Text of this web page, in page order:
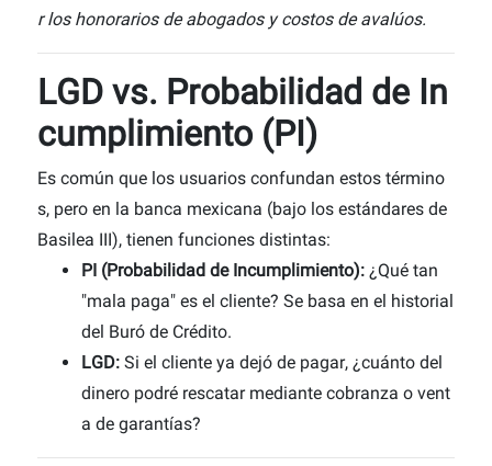
r los honorarios de abogados y costos de avalúos.
LGD vs. Probabilidad de In
cumplimiento (PI)
Es común que los usuarios confundan estos término
s, pero en la banca mexicana (bajo los estándares de
Basilea III), tienen funciones distintas:
PI (Probabilidad de Incumplimiento): ¿Qué tan
"mala paga" es el cliente? Se basa en el historial
del Buró de Crédito.
LGD: Si el cliente ya dejó de pagar, ¿cuánto del
dinero podré rescatar mediante cobranza o vent
a de garantías?